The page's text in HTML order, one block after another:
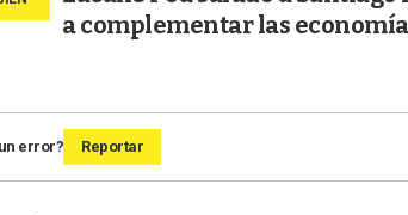
a complementar las
error? Reportar